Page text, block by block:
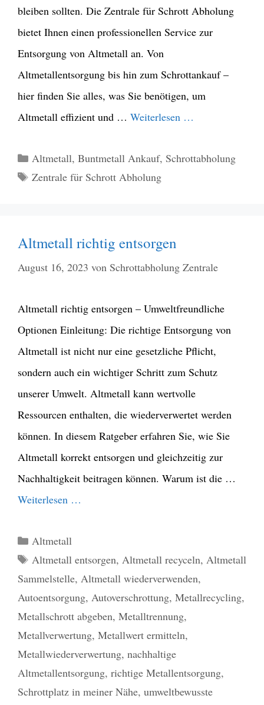
bleiben sollten. Die Zentrale für Schrott Abholung
bietet Ihnen einen professionellen Service zur
Entsorgung von Altmetall an. Von
Altmetallentsorgung bis hin zum Schrottankauf –
hier finden Sie alles, was Sie benötigen, um
Altmetall effizient und … Weiterlesen …
Kategorien
Altmetall, Buntmetall Ankauf, Schrottabholung
Schlagwörter
Zentrale für Schrott Abholung
Altmetall richtig entsorgen
August 16, 2023 von Schrottabholung Zentrale
Altmetall richtig entsorgen – Umweltfreundliche
Optionen Einleitung: Die richtige Entsorgung von
Altmetall ist nicht nur eine gesetzliche Pflicht,
sondern auch ein wichtiger Schritt zum Schutz
unserer Umwelt. Altmetall kann wertvolle
Ressourcen enthalten, die wiederverwertet werden
können. In diesem Ratgeber erfahren Sie, wie Sie
Altmetall korrekt entsorgen und gleichzeitig zur
Nachhaltigkeit beitragen können. Warum ist die …
Weiterlesen …
Kategorien
Altmetall
Schlagwörter
Altmetall entsorgen, Altmetall recyceln, Altmetall
Sammelstelle, Altmetall wiederverwenden,
Autoentsorgung, Autoverschrottung, Metallrecycling,
Metallschrott abgeben, Metalltrennung,
Metallverwertung, Metallwert ermitteln,
Metallwiederverwertung, nachhaltige
Altmetallentsorgung, richtige Metallentsorgung,
Schrottplatz in meiner Nähe, umweltbewusste